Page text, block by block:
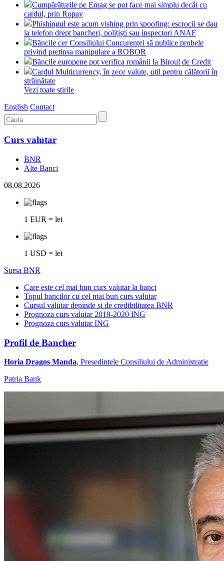
Cumpărăturile pe Emag se pot face mai simplu decât cu
cardul, prin Ropay
Phishingul este acum vishing prin spoofing: escrocii se dau
la telefon drept bancheri, polițiști sau inspectori ANAF
Băncile cer Consiliului Concurenței să publice probele
privind pretinsa manipulare a ROBOR
Băncile europene pot verifica românii la Biroul de Credit
Cardul Multicurrency, în zece valute, util pentru călătorii în
străinătate
Vezi toate stirile
English Contact
Curs valutar
BNR
Alte Banci
08.08.2026
1 EUR = lei
1 USD = lei
Sursa BNR
Care este cel mai bun curs valutar la banci
Topul bancilor cu cel mai bun curs valutar
Cursul valutar depinde si de credibilitatea BNR
Prognoza curs valutar 2019-2020 ING
Prognoza curs valutar ING
Profil de Bancher
Horia Dragos Manda, Presedintele Consiliului de Administratie
Patria Bank